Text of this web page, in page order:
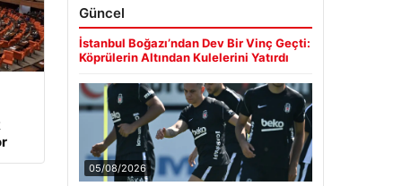
Güncel
İstanbul Boğazı’ndan Dev Bir Vinç Geçti:
Köprülerin Altından Kulelerini Yatırdı
05/08/2026